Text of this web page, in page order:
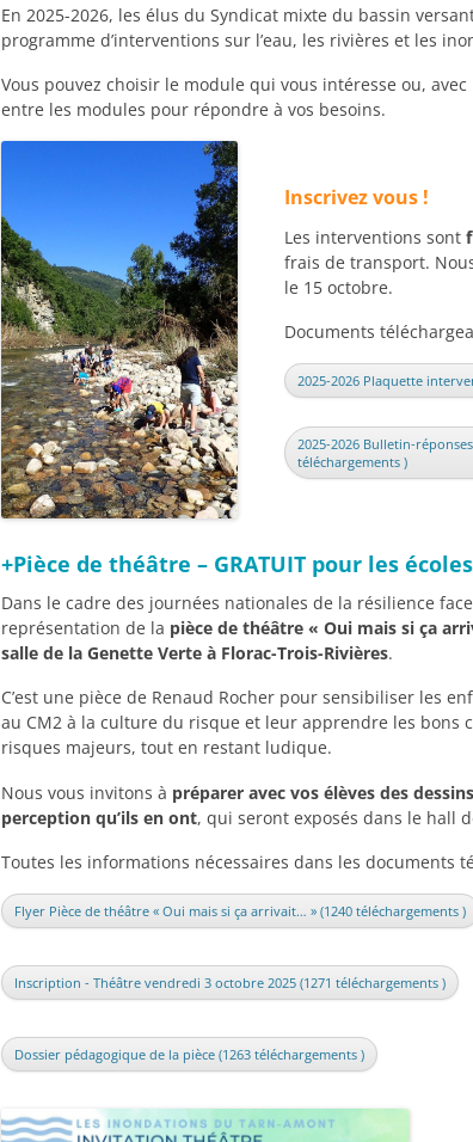
En 2025-2026, les élus du Syndicat mixte du bassin
programme d’interventions sur l’eau, les rivières et les
Vous pouvez choisir le module qui vous intéresse ou,
entre les modules pour répondre à vos besoins.
Inscrivez vous !
Les interventions sont
frais de transport.
le 15 octobre.
Documents
2025-2026 Plaquette
2025-2026 Bulletin-
téléchargements )
+Pièce de théâtre – GRATUIT pour les
Dans le cadre des journées nationales de la résilience
représentation de la pièce de théâtre « Oui mais si ça
salle de la Genette Verte à Florac-Trois-Rivières.
C’est une pièce de Renaud Rocher pour sensibiliser les
au CM2 à la culture du risque et leur apprendre les bons
risques majeurs, tout en restant ludique.
Nous vous invitons à préparer avec vos élèves des
perception qu’ils en ont, qui seront exposés dans le hall
Toutes les informations nécessaires dans les documents
Flyer Pièce de théâtre « Oui mais si ça arrivait… » (1240 téléchargements )
Inscription - Théâtre vendredi 3 octobre 2025 (1271 téléchargements )
Dossier pédagogique de la pièce (1263 téléchargements )